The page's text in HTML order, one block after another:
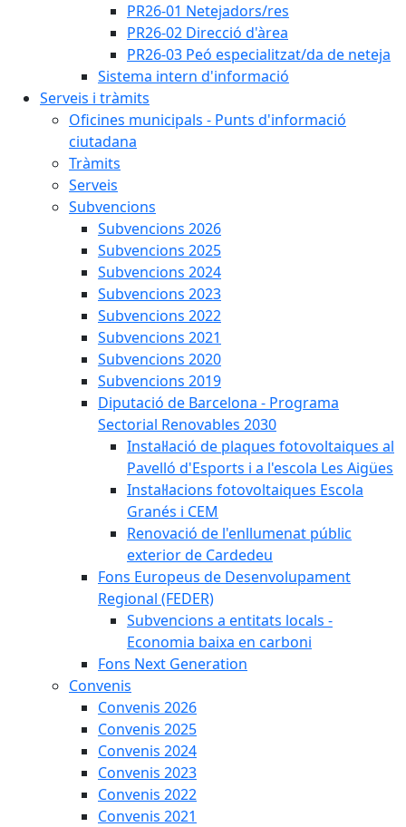
PR26-01 Netejadors/res
PR26-02 Direcció d'àrea
PR26-03 Peó especialitzat/da de neteja
Sistema intern d'informació
Serveis i tràmits
Oficines municipals - Punts d'informació
ciutadana
Tràmits
Serveis
Subvencions
Subvencions 2026
Subvencions 2025
Subvencions 2024
Subvencions 2023
Subvencions 2022
Subvencions 2021
Subvencions 2020
Subvencions 2019
Diputació de Barcelona - Programa
Sectorial Renovables 2030
Instal·lació de plaques fotovoltaiques al
Pavelló d'Esports i a l'escola Les Aigües
Instal·lacions fotovoltaiques Escola
Granés i CEM
Renovació de l'enllumenat públic
exterior de Cardedeu
Fons Europeus de Desenvolupament
Regional (FEDER)
Subvencions a entitats locals -
Economia baixa en carboni
Fons Next Generation
Convenis
Convenis 2026
Convenis 2025
Convenis 2024
Convenis 2023
Convenis 2022
Convenis 2021